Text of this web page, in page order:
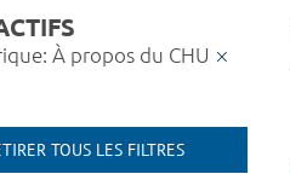
À propos du CHU
TOUS LES FILTRES